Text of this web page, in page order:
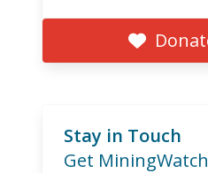
Stay in Touch
Get